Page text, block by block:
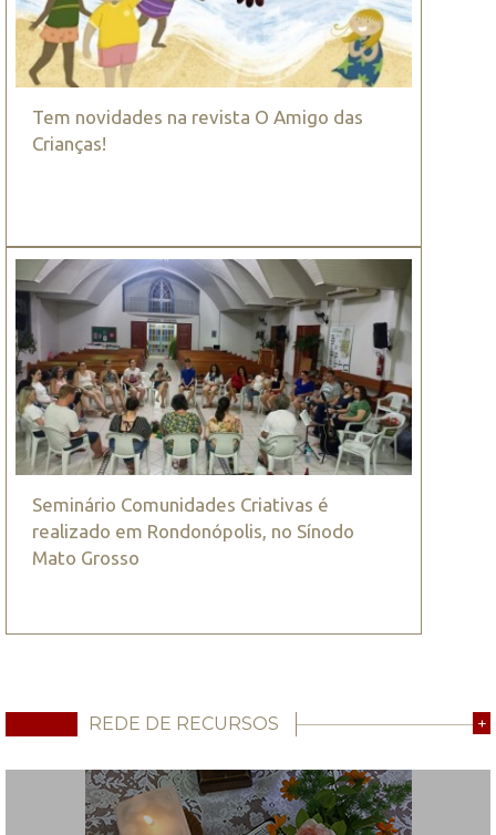
Tem novidades na revista O Amigo das
Crianças!
Seminário Comunidades Criativas é
realizado em Rondonópolis, no Sínodo
Mato Grosso
REDE DE RECURSOS +